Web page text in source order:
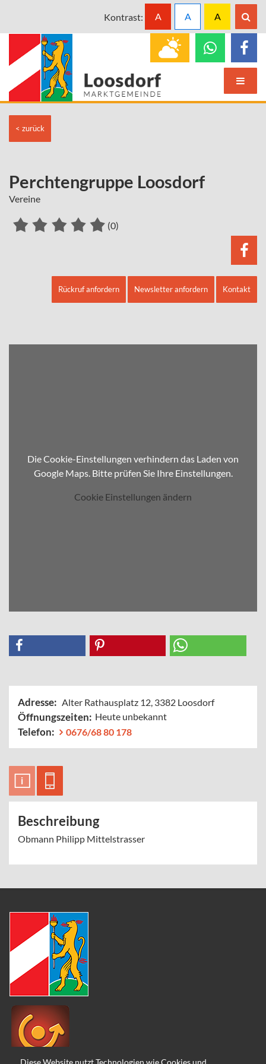
Diese Website nutzt Technologien wie Cookies und
Kontrast: A A A
< zurück
Perchtengruppe Loosdorf
Vereine
(0)
Rückruf anfordern Newsletter anfordern Kontakt
Die Cookie-Einstellungen verhindern das Laden von
Google Maps. Bitte prüfen Sie Ihre Einstellungen.
Cookie Einstellungen ändern
Adresse: Alter Rathausplatz 12, 3382 Loosdorf
Öffnungszeiten: Heute unbekannt
Telefon: 0676/68 80 178
Beschreibung
Obmann Philipp Mittelstrasser